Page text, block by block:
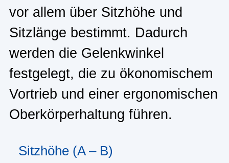
vor allem über Sitzhöhe und
Sitzlänge bestimmt. Dadurch
werden die Gelenkwinkel
festgelegt, die zu ökonomischem
Vortrieb und einer ergonomischen
Oberkörperhaltung führen.
Sitzhöhe (A – B)